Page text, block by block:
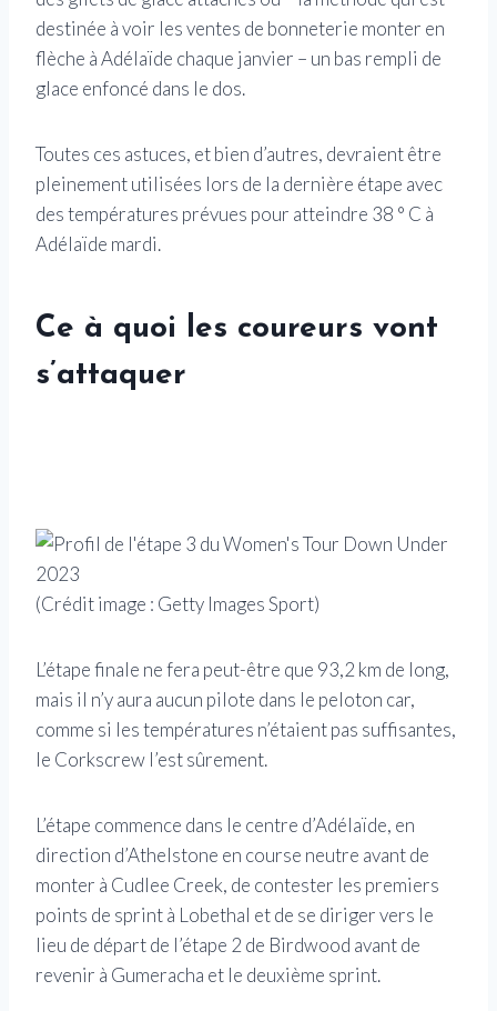
destinée à voir les ventes de bonneterie monter en
flèche à Adélaïde chaque janvier – un bas rempli de
glace enfoncé dans le dos.
Toutes ces astuces, et bien d’autres, devraient être
pleinement utilisées lors de la dernière étape avec
des températures prévues pour atteindre 38 ° C à
Adélaïde mardi.
Ce à quoi les coureurs vont
s’attaquer
(Crédit image : Getty Images Sport)
L’étape finale ne fera peut-être que 93,2 km de long,
mais il n’y aura aucun pilote dans le peloton car,
comme si les températures n’étaient pas suffisantes,
le Corkscrew l’est sûrement.
L’étape commence dans le centre d’Adélaïde, en
direction d’Athelstone en course neutre avant de
monter à Cudlee Creek, de contester les premiers
points de sprint à Lobethal et de se diriger vers le
lieu de départ de l’étape 2 de Birdwood avant de
revenir à Gumeracha et le deuxième sprint.